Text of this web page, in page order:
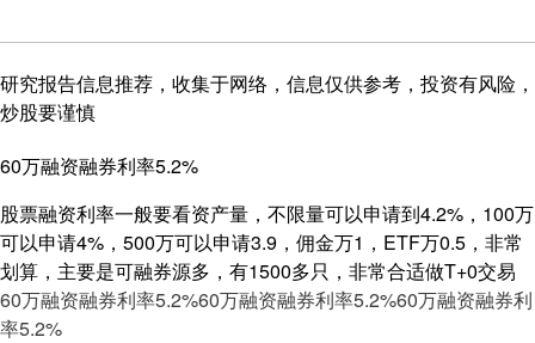
研究报告信息推荐，收集于网络，信息仅供参考，投资有风险，
炒股要谨慎
60万融资融券利率5.2%
股票融资利率一般要看资产量，不限量可以申请到4.2%，100万
可以申请4%，500万可以申请3.9，佣金万1，ETF万0.5，非常
划算，主要是可融券源多，有1500多只，非常合适做T+0交易
60万融资融券利率5.2%60万融资融券利率5.2%60万融资融券利
率5.2%